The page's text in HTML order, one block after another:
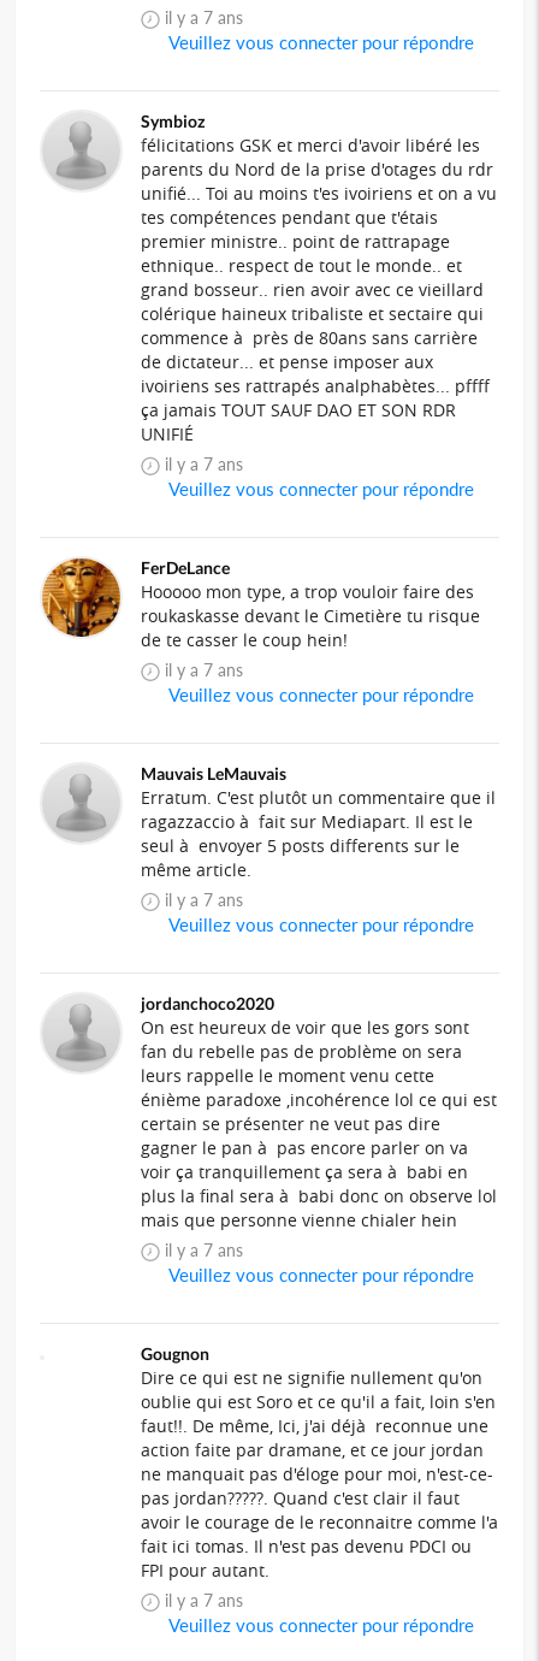
il y a 7 ans
Veuillez vous connecter pour répondre
Symbioz
félicitations GSK et merci d'avoir libéré les
parents du Nord de la prise d'otages du rdr
unifié... Toi au moins t'es ivoiriens et on a vu
tes compétences pendant que t'étais
premier ministre.. point de rattrapage
ethnique.. respect de tout le monde.. et
grand bosseur.. rien avoir avec ce vieillard
colérique haineux tribaliste et sectaire qui
commence à près de 80ans sans carrière
de dictateur... et pense imposer aux
ivoiriens ses rattrapés analphabètes... pffff
ça jamais TOUT SAUF DAO ET SON RDR
UNIFIÉ
il y a 7 ans
Veuillez vous connecter pour répondre
FerDeLance
Hooooo mon type, a trop vouloir faire des
roukaskasse devant le Cimetière tu risque
de te casser le coup hein!
il y a 7 ans
Veuillez vous connecter pour répondre
Mauvais LeMauvais
Erratum. C'est plutôt un commentaire que il
ragazzaccio à fait sur Mediapart. Il est le
seul à envoyer 5 posts differents sur le
même article.
il y a 7 ans
Veuillez vous connecter pour répondre
jordanchoco2020
On est heureux de voir que les gors sont
fan du rebelle pas de problème on sera
leurs rappelle le moment venu cette
énième paradoxe ,incohérence lol ce qui est
certain se présenter ne veut pas dire
gagner le pan à pas encore parler on va
voir ça tranquillement ça sera à babi en
plus la final sera à babi donc on observe lol
mais que personne vienne chialer hein
il y a 7 ans
Veuillez vous connecter pour répondre
Gougnon
Dire ce qui est ne signifie nullement qu'on
oublie qui est Soro et ce qu'il a fait, loin s'en
faut!!. De même, Ici, j'ai déjà reconnue une
action faite par dramane, et ce jour jordan
ne manquait pas d'éloge pour moi, n'est-ce-
pas jordan?????. Quand c'est clair il faut
avoir le courage de le reconnaitre comme l'a
fait ici tomas. Il n'est pas devenu PDCI ou
FPI pour autant.
il y a 7 ans
Veuillez vous connecter pour répondre